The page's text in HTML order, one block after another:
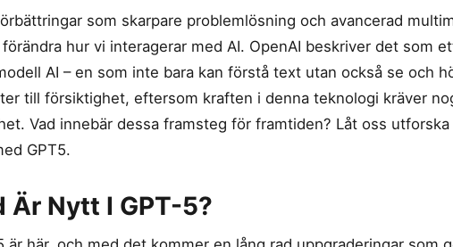
som skarpare problemlösning och avancerad
förändra hur vi interagerar med AI. OpenAI beskriver det som
AI – en som inte bara kan förstå text utan också se och
till försiktighet, eftersom kraften i denna teknologi kräver
Vad innebär dessa framsteg för framtiden? Låt oss
GPT5.
Är Nytt I GPT-5?